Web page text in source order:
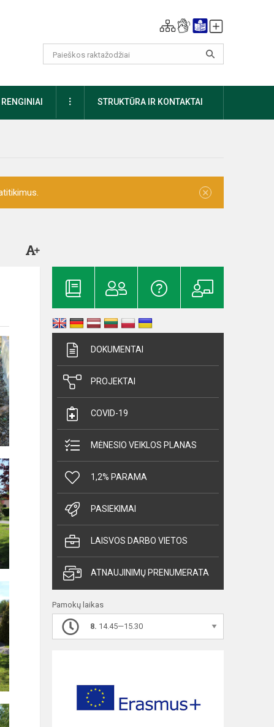
RENGINIAI DAUGIAUSTRUKTŪRA IR KONTAKTAI
×
DOKUMENTAI
PROJEKTAI
COVID-19
MĖNESIO VEIKLOS PLANAS
1,2% PARAMA
PASIEKIMAI
LAISVOS DARBO VIETOS
ATNAUJINIMŲ PRENUMERATA
Pamokų laikas
8. 14.45—15.30